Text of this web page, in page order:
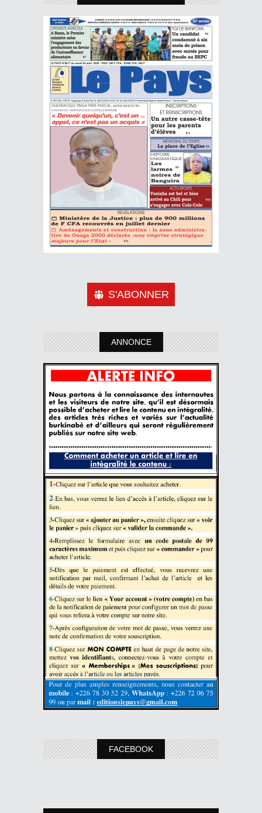
S'ABONNER
ANNONCE
FACEBOOK